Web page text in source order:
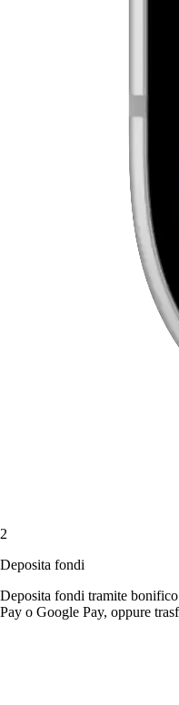
2
Deposita fondi
Deposita fondi tramite
Pay o Google Pay, oppure